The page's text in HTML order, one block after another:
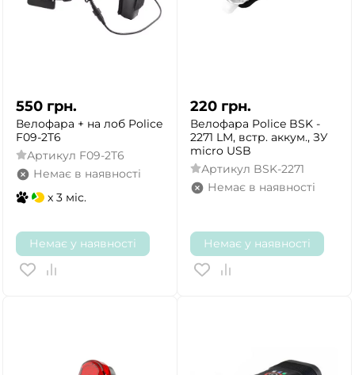
550 грн.
Велофара + на лоб Police
F09-2T6
Артикул F09-2T6
Немає в наявності
x 3 міс.
Немає у наявності
220 грн.
Велофара Police BSK -
2271 LM, встр. аккум., ЗУ
micro USB
Артикул BSK-2271
Немає в наявності
Немає у наявності